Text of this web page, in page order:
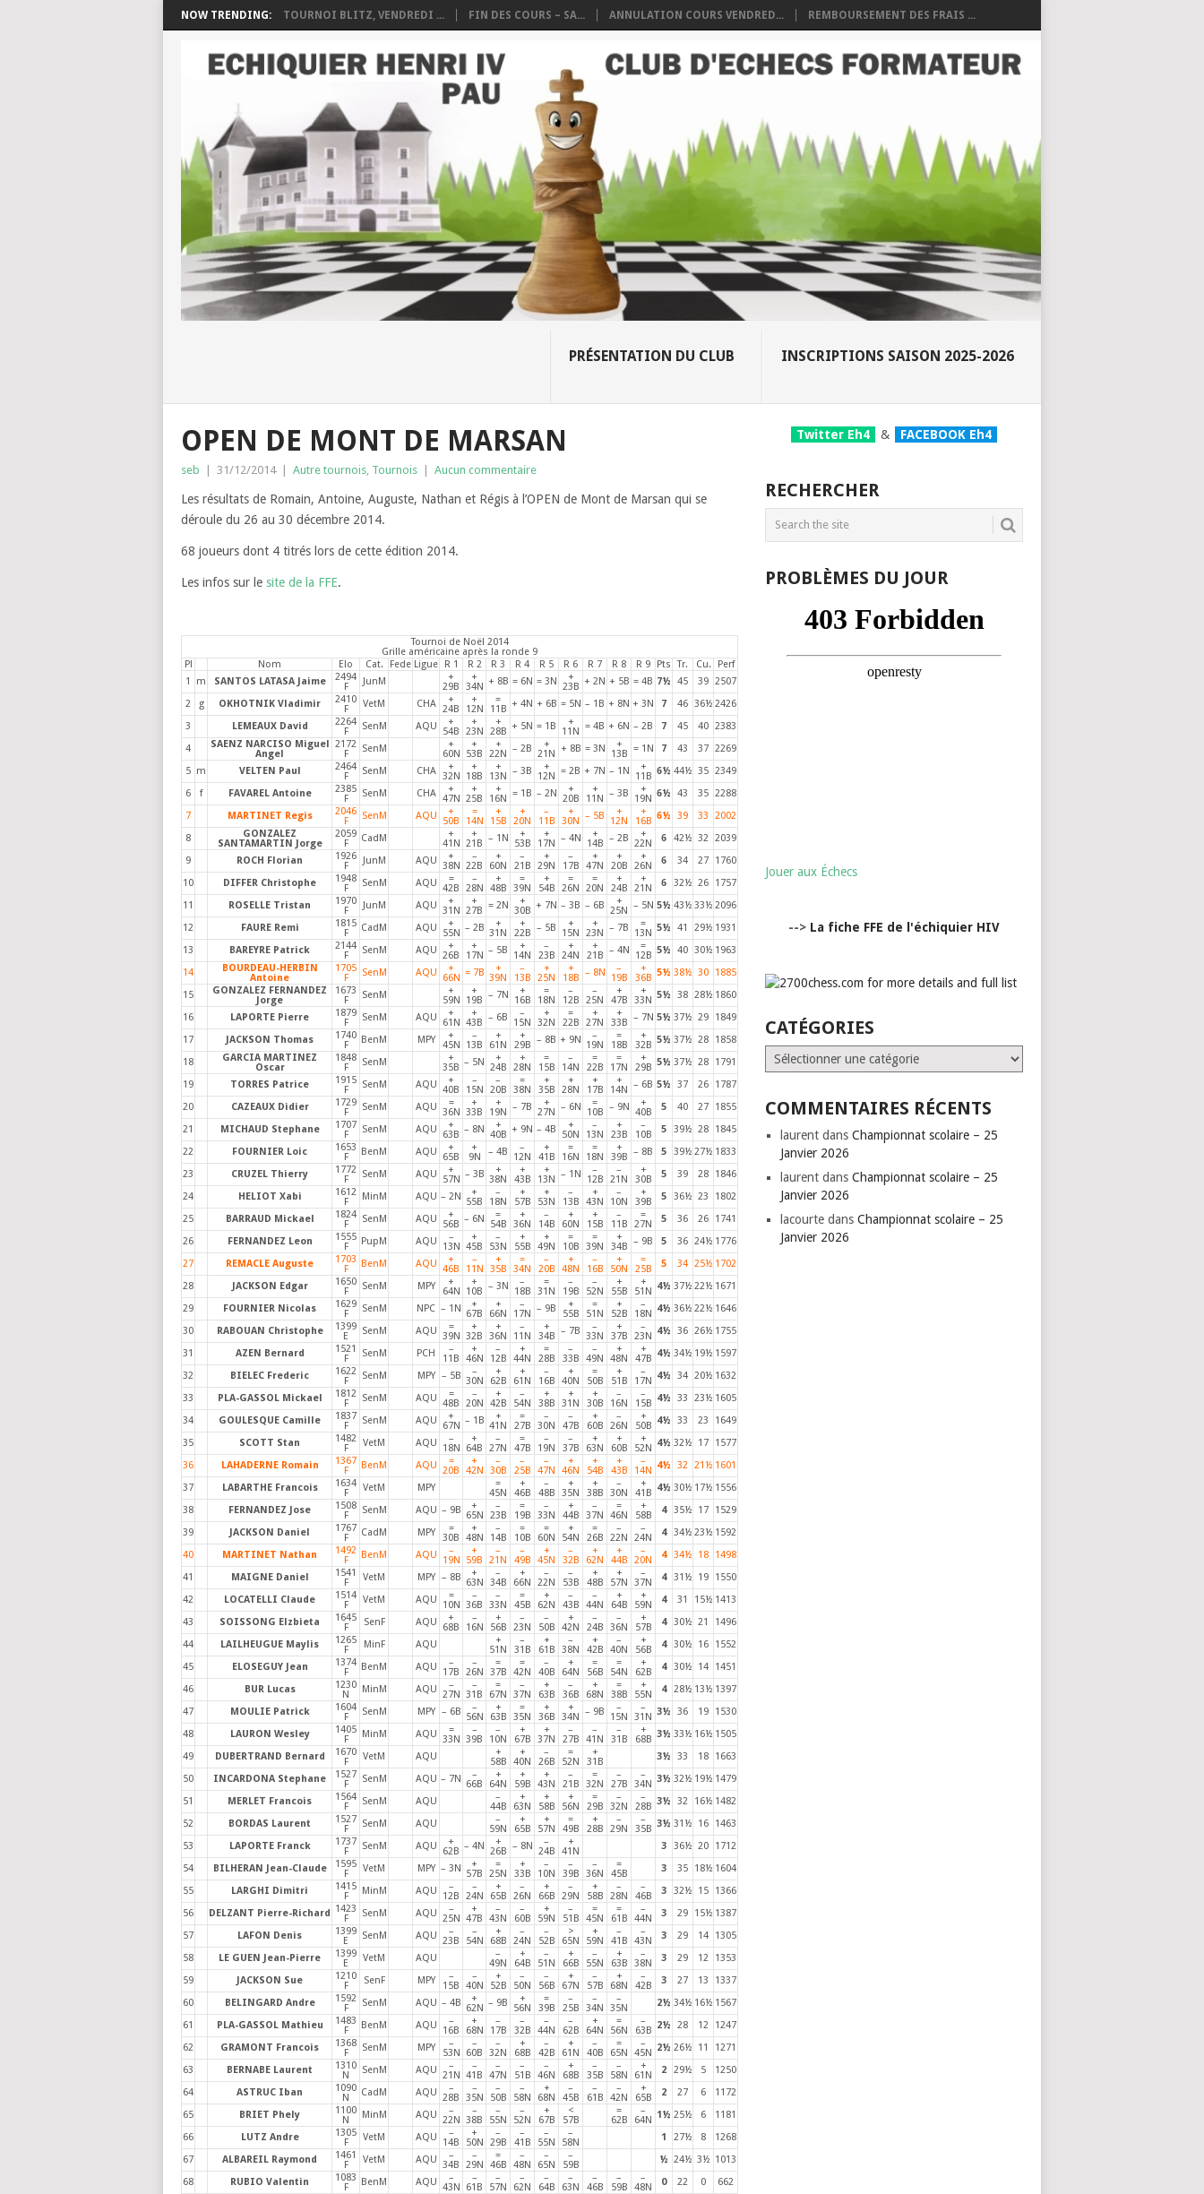
NOW TRENDING: TOURNOI BLITZ, VENDREDI ... FIN DES COURS – SA... ANNULATION COURS VENDRED... REMBOURSEMENT DES FRAIS ...
PRÉSENTATION DU CLUB INSCRIPTIONS SAISON 2025-2026
OPEN DE MONT DE MARSAN
seb | 31/12/2014 | Autre tournois Tournois | Aucun commentaire
Les résultats de Romain, Antoine, Auguste, Nathan et Régis à l’OPEN de Mont de Marsan qui se
déroule du 26 au 30 décembre 2014.
68 joueurs dont 4 titrés lors de cette édition 2014.
Les infos sur le site de la FFE.
Tournoi de Noël 2014
Grille américaine après la ronde 9
Pl
Nom Elo Cat. Fede Ligue R 1 R 2 R 3 R 4 R 5 R 6 R 7 R 8 R 9 Pts Tr. Cu.
Perf
1
m SANTOS LATASA Jaime
2494
F
JunM
+
29B
+
34N + 8B = 6N = 3N
+
23B + 2N + 5B = 4B 7½ 45 39 2507
2
g OKHOTNIK Vladimir
2410
F
VetM CHA
+
24B
+
12N
=
11B + 4N + 6B = 5N – 1B + 8N + 3N 7 46 36½ 2426
3
LEMEAUX David
2264
F
SenM AQU
+
54B
+
23N
+
28B + 5N = 1B
+
11N = 4B + 6N – 2B 7 45 40 2383
4
SAENZ NARCISO Miguel
Angel
2172
F
SenM
+
60N
+
53B
+
22N – 2B
+
21N + 8B = 3N
+
13B = 1N 7 43 37 2269
5 m VELTEN Paul
2464
F
SenM CHA
+
32N
+
18B
+
13N – 3B
+
12N = 2B + 7N – 1N
+
11B 6½ 44½ 35 2349
6
f FAVAREL Antoine
2385
F
SenM CHA
+
47N
+
25B
+
16N = 1B – 2N
+
20B
+
11N – 3B
+
19N 6½ 43 35 2288
7
MARTINET Regis
2046
F
SenM AQU
+
50B
=
14N
+
15B
+
20N
–
11B
+
30N – 5B
+
12N
+
16B 6½ 39 33
2002
8
GONZALEZ
SANTAMARTIN Jorge
2059
F
CadM
+
41N
+
21B – 1N
+
53B
+
17N – 4N
+
14B – 2B
+
22N
6 42½ 32 2039
9
ROCH Florian
1926
F
JunM AQU
+
38N
–
22B
+
60N
–
21B
+
29N
–
17B
+
47N
+
20B
+
26N
6 34 27
1760
10
DIFFER Christophe
1948
F
SenM AQU
=
42B
–
28N
+
48B
=
39N
+
54B
=
26N
=
20N
+
24B
+
21N
6 32½ 26
1757
11
ROSELLE Tristan
1970
F
JunM AQU
+
31N
+
27B = 2N
+
30B + 7N – 3B – 6B
+
25N – 5N 5½ 43½ 33½ 2096
12
FAURE Remi
1815
F
CadM AQU
+
55N – 2B
+
31N
+
22B – 5B
+
15N
+
23N – 7B
=
13N 5½ 41 29½ 1931
13
BAREYRE Patrick
2144
F
SenM AQU
+
26B
+
17N – 5B
+
14N
–
23B
+
24N
+
21B – 4N
=
12B 5½ 40 30½ 1963
14
BOURDEAU-HERBIN
Antoine
1705
F
SenM AQU
+
66N = 7B
+
39N
–
13B
+
25N
+
18B – 8N
–
19B
+
36B 5½ 38½ 30
1885
15
GONZALEZ FERNANDEZ
Jorge
1673
F
SenM
+
59N
+
19B – 7N
+
16B
=
18N
–
12B
–
25N
+
47B
+
33N 5½ 38 28½ 1860
16
LAPORTE Pierre
1879
F
SenM AQU
+
61N
+
43B – 6B
–
15N
+
32N
=
22B
+
27N
+
33B – 7N 5½ 37½ 29
1849
17
JACKSON Thomas
1740
F
BenM MPY
+
45N
–
13B
+
61N
+
29B – 8B + 9N
–
19N
=
18B
+
32B 5½ 37½ 28
1858
18
GARCIA MARTINEZ
Oscar
1848
F
SenM
+
35B – 5N
+
24B
+
28N
=
15B
–
14N
=
22B
=
17N
+
29B 5½ 37½ 28
1791
19
TORRES Patrice
1915
F
SenM AQU
+
40B
–
15N
–
20B
=
38N
+
35B
+
28N
+
17B
+
14N – 6B 5½ 37 26
1787
20
CAZEAUX Didier
1729
F
SenM AQU
=
36N
+
33B
+
19N – 7B
+
27N – 6N
=
10B – 9N
+
40B
5 40 27
1855
21
MICHAUD Stephane
1707
F
SenM AQU
+
63B – 8N
+
40B + 9N – 4B
+
50N
–
13N
+
23B
–
10B
5 39½ 28
1845
22
FOURNIER Loic
1653
F
BenM AQU
+
65B
+
9N
– 4B
–
12N
+
41B
=
16N
=
18N
+
39B – 8B 5 39½ 27½ 1833
23
CRUZEL Thierry
1772
F
SenM AQU
+
57N – 3B
+
38N
+
43B
+
13N – 1N
–
12B
–
21N
+
30B
5 39 28
1846
24
HELIOT Xabi
1612
F
MinM AQU – 2N
+
55B
–
18N
+
57B
+
53N
–
13B
+
43N
–
10N
+
39B
5 36½ 23
1802
25
BARRAUD Mickael
1824
F
SenM AQU
+
56B – 6N
=
54B
+
36N
–
14B
+
60N
+
15B
–
11B
=
27N
5 36 26
1741
26
FERNANDEZ Leon
1555
F
PupM AQU
–
13N
+
45B
–
53N
+
55B
+
49N
=
10B
=
39N
+
34B – 9B 5 36 24½ 1776
27
REMACLE Auguste
1703
F
BenM AQU
+
46B
–
11N
+
35B
=
34N
–
20B
+
48N
–
16B
+
50N
=
25B
5 34 25½ 1702
28
JACKSON Edgar
1650
F
SenM MPY
+
64N
+
10B – 3N
–
18B
=
31N
–
19B
–
52N
+
55B
+
51N 4½ 37½ 22½ 1671
29
FOURNIER Nicolas
1629
F
SenM NPC – 1N
+
67B
+
66N
–
17N – 9B
+
55B
=
51N
+
52B
–
18N 4½ 36½ 22½ 1646
30
RABOUAN Christophe
1399
E
SenM AQU
=
39N
+
32B
+
36N
–
11N
+
34B – 7B
–
33N
+
37B
–
23N 4½ 36 26½ 1755
31
AZEN Bernard
1521
F
SenM PCH
–
11B
+
46N
–
12B
+
44N
=
28B
–
33B
–
49N
+
48N
+
47B 4½ 34½ 19½ 1597
32
BIELEC Frederic
1622
F
SenM MPY – 5B
–
30N
+
62B
+
61N
–
16B
+
40N
=
50B
+
51B
–
17N 4½ 34 20½ 1632
33
PLA-GASSOL Mickael
1812
F
SenM AQU
=
48B
–
20N
+
42B
–
54N
+
38B
+
31N
+
30B
–
16N
–
15B 4½ 33 23½ 1605
34
GOULESQUE Camille
1837
F
SenM AQU
+
67N – 1B
+
41N
=
27B
–
30N
–
47B
+
60B
–
26N
+
50B 4½ 33 23
1649
35
SCOTT Stan
1482
F
VetM AQU
–
18N
+
64B
–
27N
=
47B
–
19N
–
37B
+
63N
+
60B
+
52N 4½ 32½ 17
1577
36
LAHADERNE Romain
1367
F
BenM AQU
=
20B
+
42N
–
30B
–
25B
–
47N
+
46N
+
54B
+
43B
–
14N 4½ 32 21½ 1601
37
LABARTHE Francois
1634
F
VetM MPY
=
45N
+
46B
–
48B
+
35N
+
38B
–
30N
+
41B 4½ 30½ 17½ 1556
38
FERNANDEZ Jose
1508
F
SenM AQU – 9B
+
65N
–
23B
=
19B
–
33N
+
44B
–
37N
=
46N
+
58B
4 35½ 17
1529
39
JACKSON Daniel
1767
F
CadM MPY
=
30B
+
48N
–
14B
=
10B
=
60N
+
54N
=
26B
–
22N
–
24N
4 34½ 23½ 1592
40
MARTINET Nathan
1492
F
BenM AQU
–
19N
+
59B
–
21N
–
49B
+
45N
–
32B
+
62N
+
44B
–
20N
4 34½ 18
1498
41
MAIGNE Daniel
1541
F
VetM MPY – 8B
+
63N
–
34B
+
66N
–
22N
–
53B
+
48B
+
57N
–
37N
4 31½ 19
1550
42
LOCATELLI Claude
1514
F
VetM AQU
=
10N
–
36B
–
33N
=
45B
+
62N
–
43B
–
44N
+
64B
+
59N
4 31 15½ 1413
43
SOISSONG Elzbieta
1645
F
SenF AQU
+
68B
–
16N
+
56B
–
23N
–
50B
+
42N
–
24B
–
36N
+
57B
4 30½ 21
1496
44
LAILHEUGUE Maylis
1265
F
MinF AQU
+
51N
–
31B
+
61B
–
38N
+
42B
–
40N
+
56B
4 30½ 16
1552
45
ELOSEGUY Jean
1374
F
BenM AQU
–
17B
–
26N
=
37B
=
42N
–
40B
+
64N
=
56B
=
54N
+
62B
4 30½ 14
1451
46
BUR Lucas
1230
N
MinM AQU
–
27N
–
31B
=
67N
–
37N
+
63B
–
36B
+
68N
=
38B
+
55N
4 28½ 13½ 1397
47
MOULIE Patrick
1604
F
SenM MPY – 6B
–
56N
+
63B
=
35N
+
36B
+
34N – 9B
–
15N
–
31N 3½ 36 19
1530
48
LAURON Wesley
1405
F
MinM AQU
=
33N
–
39B
–
10N
+
67B
+
37N
–
27B
–
41N
–
31B
+
68B 3½ 33½ 16½ 1505
49
DUBERTRAND Bernard
1670
F
VetM AQU
+
58B
+
40N
–
26B
=
52N
+
31B
3½ 33 18
1663
50
INCARDONA Stephane
1527
F
SenM AQU – 7N
–
66B
+
64N
+
59B
+
43N
–
21B
=
32N
–
27B
–
34N 3½ 32½ 19½ 1479
51
MERLET Francois
1564
F
SenM AQU
–
44B
+
63N
+
58B
+
56N
=
29B
–
32N
–
28B 3½ 32 16½ 1482
52
BORDAS Laurent
1527
F
SenM AQU
–
59N
+
65B
+
57N
=
49B
+
28B
–
29N
–
35B 3½ 31½ 16
1463
53
LAPORTE Franck
1737
F
SenM AQU
+
62B – 4N
+
26B – 8N
–
24B
+
41N
3 36½ 20
1712
54
BILHERAN Jean-Claude
1595
F
VetM MPY – 3N
+
57B
=
25N
+
33B
–
10N
–
39B
–
36N
=
45B
3 35 18½ 1604
55
LARGHI Dimitri
1415
F
MinM AQU
–
12B
–
24N
+
65B
–
26N
+
66B
–
29N
+
58B
–
28N
–
46B
3 32½ 15
1366
56
DELZANT Pierre-Richard 1423
F
SenM AQU
–
25N
+
47B
–
43N
–
60B
+
59N
–
51B
=
45N
=
61B
–
44N
3 29 15½ 1387
57
LAFON Denis
1399
E
SenM AQU
–
23B
–
54N
+
68B
–
24N
–
52B
>
65N
+
59N
–
41B
–
43N
3 29 14
1305
58
LE GUEN Jean-Pierre
1399
E
VetM AQU
–
49N
+
64B
–
51N
+
66B
–
55N
+
63B
–
38N
3 29 12
1353
59
JACKSON Sue
1210
F
SenF MPY
–
15B
–
40N
+
52B
–
50N
–
56B
+
67N
–
57B
+
68N
–
42B
3 27 13
1337
60
BELINGARD Andre
1592
F
SenM AQU – 4B
+
62N – 9B
+
56N
=
39B
–
25B
–
34N
–
35N
2½ 34½ 16½ 1567
61
PLA-GASSOL Mathieu
1483
F
BenM AQU
–
16B
+
68N
–
17B
–
32B
–
44N
–
62B
+
64N
=
56N
–
63B 2½ 28 12
1247
62
GRAMONT Francois
1368
F
SenM MPY
–
53N
–
60B
–
32N
+
68B
–
42B
+
61N
–
40B
=
65N
–
45N 2½ 26½ 11
1271
63
BERNABE Laurent
1310
N
SenM AQU
–
21N
–
41B
–
47N
–
51B
–
46N
+
68B
–
35B
–
58N
+
61N
2 29½ 5
1250
64
ASTRUC Iban
1090
N
CadM AQU
–
28B
–
35N
–
50B
–
58N
+
68N
–
45B
–
61B
–
42N
+
65B
2 27 6
1172
65
BRIET Phely
1100
N
MinM AQU
–
22N
–
38B
–
55N
–
52N
+
67B
<
57B
=
62B
–
64N 1½ 25½ 6
1181
66
LUTZ Andre
1305
F
VetM AQU
–
14B
+
50N
–
29B
–
41B
–
55N
–
58N
1 27½ 8
1268
67
ALBAREIL Raymond
1461
F
VetM AQU
–
34B
–
29N
=
46B
–
48N
–
65N
–
59B
½ 24½ 3½ 1013
68
RUBIO Valentin
1083
F
BenM AQU
–
43N
–
61B
–
57N
–
62N
–
64B
–
63N
–
46B
–
59B
–
48N
0 22 0 662
Twitter Eh4 & FACEBOOK Eh4
RECHERCHER
PROBLÈMES DU JOUR
Jouer aux Échecs
--> La fiche FFE de l'échiquier HIV
CATÉGORIES
Catégories
COMMENTAIRES RÉCENTS
laurent dansChampionnat scolaire – 25
Janvier 2026
laurent dansChampionnat scolaire – 25
Janvier 2026
lacourte dansChampionnat scolaire – 25
Janvier 2026